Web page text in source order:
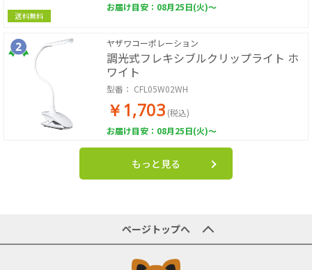
送料無料
お届け目安：08月25日(火)～
ヤザワコーポレーション
調光式フレキシブルクリップライト ホ
ワイト
型番： CFL05W02WH
￥1,703 (税込)
お届け目安：08月25日(火)～
もっと見る
ページトップへ